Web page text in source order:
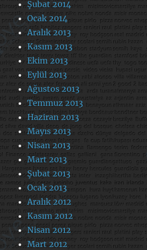
Şubat 2014
Ocak 2014
Aralık 2013
Kasım 2013
Ekim 2013
Eylül 2013
Ağustos 2013
Temmuz 2013
Haziran 2013
Mayıs 2013
Nisan 2013
Mart 2013
Şubat 2013
Ocak 2013
Aralık 2012
Kasım 2012
Nisan 2012
Mart 2012